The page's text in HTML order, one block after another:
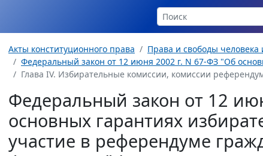
Акты конституционного права
Права и свободы человека
Федеральный закон от 12 июня 2002 г. N 67-ФЗ "Об
Глава IV. Избирательные комиссии, комиссии
Федеральный закон от 12
основных гарантиях
участие в референдуме